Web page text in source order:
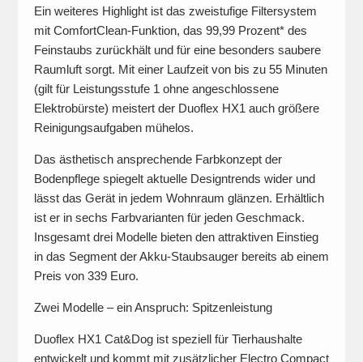
Ein weiteres Highlight ist das zweistufige Filtersystem
mit ComfortClean-Funktion, das 99,99 Prozent* des
Feinstaubs zurückhält und für eine besonders saubere
Raumluft sorgt. Mit einer Laufzeit von bis zu 55 Minuten
(gilt für Leistungsstufe 1 ohne angeschlossene
Elektrobürste) meistert der Duoflex HX1 auch größere
Reinigungsaufgaben mühelos.
Das ästhetisch ansprechende Farbkonzept der
Bodenpflege spiegelt aktuelle Designtrends wider und
lässt das Gerät in jedem Wohnraum glänzen. Erhältlich
ist er in sechs Farbvarianten für jeden Geschmack.
Insgesamt drei Modelle bieten den attraktiven Einstieg
in das Segment der Akku-Staubsauger bereits ab einem
Preis von 339 Euro.
Zwei Modelle – ein Anspruch: Spitzenleistung
Duoflex HX1 Cat&Dog ist speziell für Tierhaushalte
entwickelt und kommt mit zusätzlicher Electro Compact